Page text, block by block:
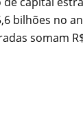
bilhões no
somam